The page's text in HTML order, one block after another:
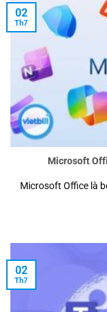
Microsoft
Microsoft Office là
02
Th7
02
Th7